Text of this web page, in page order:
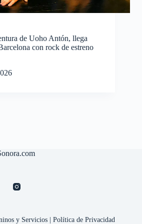
de Uoho Antón, llega
con rock de estreno
y Servicios |Política de Privacidad